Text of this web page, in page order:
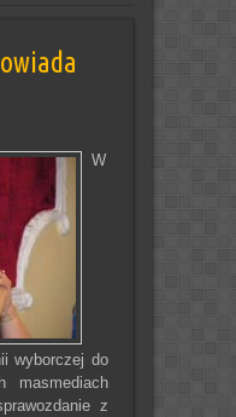
W
wyborczej do
masmediach
z